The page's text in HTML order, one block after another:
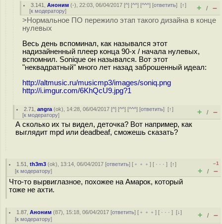
3.141 ,Аноним (-), 22:03, 06/04/2017 [^] [^^] [^^^] [ответить][↑]
[к модератору] + / –
>Нормальное ПО пережило этап такого дизайна в конце
нулевых
Весь день вспоминал, как назывался этот
надизайненный плеер конца 90-х / начала нулевых,
вспомнил. Sonique он назывался. Вот этот
"неквадратный" много лет назад заброшенный идеал:
http://altmusic.ru/musicmp3/images/soniq.png
http://i.imgur.com/6KhQcU9.jpg?1
2.71 ,angra (ok), 14:28, 06/04/2017 [^] [^^] [^^^] [ответить][↑]
[к модератору] + / –
А сколько их ты видел, деточка? Вот например, как
выглядит mpd или deadbeaf, сможешь сказать?
1.51 ,th3m3 (ok), 13:14, 06/04/2017 [ответить] [ ﹢﹢﹢] [ · · ·][↑]
[к модератору]
–1
+ / –
Что-то вырвиглазное, похожее на Амарок, который
тоже не ахти.
1.87 ,Аноним (87), 15:18, 06/04/2017 [ответить] [ ﹢﹢﹢] [ · · ·][↓]
[к модератору] + / –